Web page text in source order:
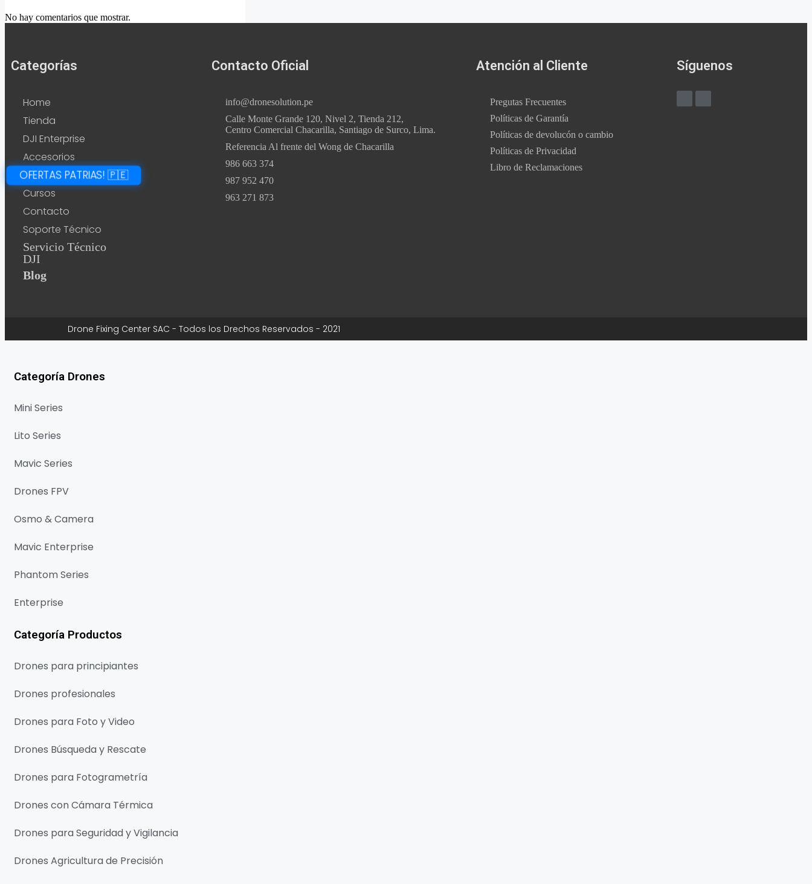
No hay comentarios que mostrar.
Categorías
Home
Tienda
DJI Enterprise
Accesorios
OFERTAS PATRIAS! 🇵🇪
Cursos
Contacto
Soporte Técnico
Servicio Técnico
DJI
Blog
Contacto Oficial
info@dronesolution.pe
Calle Monte Grande 120, Nivel 2, Tienda 212,
Centro Comercial Chacarilla, Santiago de Surco, Lima.
Referencia Al frente del Wong de Chacarilla
986 663 374
987 952 470
963 271 873
Atención al Cliente
Pregutas Frecuentes
Políticas de Garantía
Políticas de devolucón o cambio
Políticas de Privacidad
Libro de Reclamaciones
Síguenos
Drone Fixing Center SAC - Todos los Drechos Reservados - 2021
Categoría Drones
Mini Series
Lito Series
Mavic Series
Drones FPV
Osmo & Camera
Mavic Enterprise
Phantom Series
Enterprise
Categoría Productos
Drones para principiantes
Drones profesionales
Drones para Foto y Video
Drones Búsqueda y Rescate
Drones para Fotogrametría
Drones con Cámara Térmica
Drones para Seguridad y Vigilancia
Drones Agricultura de Precisión